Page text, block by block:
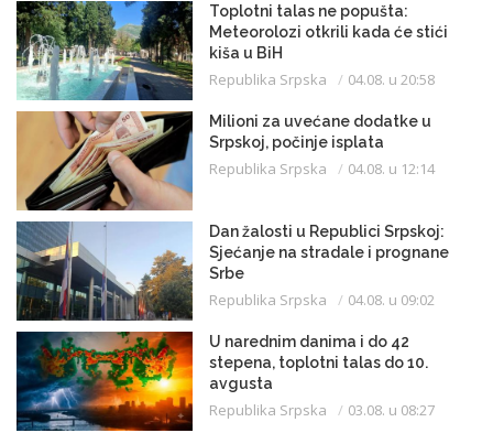
Toplotni talas ne popušta:
Meteorolozi otkrili kada će stići
kiša u BiH
Republika Srpska 04.08. u 20:58
Milioni za uvećane dodatke u
Srpskoj, počinje isplata
Republika Srpska 04.08. u 12:14
Dan žalosti u Republici Srpskoj:
Sjećanje na stradale i prognane
Srbe
Republika Srpska 04.08. u 09:02
U narednim danima i do 42
stepena, toplotni talas do 10.
avgusta
Republika Srpska 03.08. u 08:27